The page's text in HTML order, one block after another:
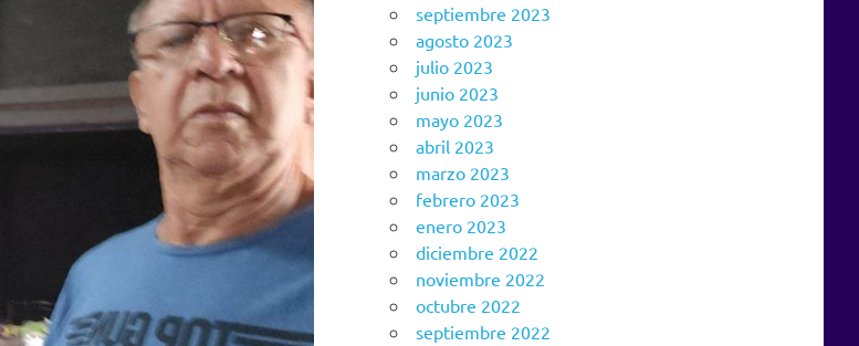
septiembre 2023
agosto 2023
julio 2023
junio 2023
mayo 2023
abril 2023
marzo 2023
febrero 2023
enero 2023
diciembre 2022
noviembre 2022
octubre 2022
septiembre 2022